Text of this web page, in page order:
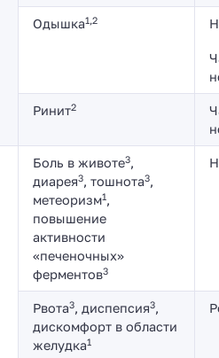
Одышка1,2
Ринит2
Боль в животе3,
диарея3, тошнота3,
метеоризм1,
повышение
активности
«печеночных»
ферментов3
Рвота3, диспепсия3,
дискомфорт в области
желудка1